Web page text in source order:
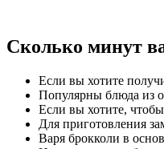
Сколько минут
Если вы хотите
Популярны блюда из
Если вы хотите,
Для приготовления
Варя брокколи в